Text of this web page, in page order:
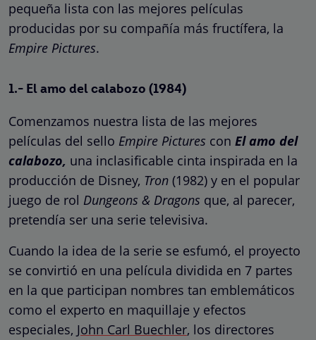
pequeña lista con las mejores películas
producidas por su compañía más fructífera, la
Empire Pictures.
1.- El amo del calabozo (1984)
Comenzamos nuestra lista de las mejores
películas del sello Empire Pictures con El amo del
calabozo, una inclasificable cinta inspirada en la
producción de Disney, Tron (1982) y en el popular
juego de rol Dungeons & Dragons que, al parecer,
pretendía ser una serie televisiva.
Cuando la idea de la serie se esfumó, el proyecto
se convirtió en una película dividida en 7 partes
en la que participan nombres tan emblemáticos
como el experto en maquillaje y efectos
especiales, John Carl Buechler, los directores